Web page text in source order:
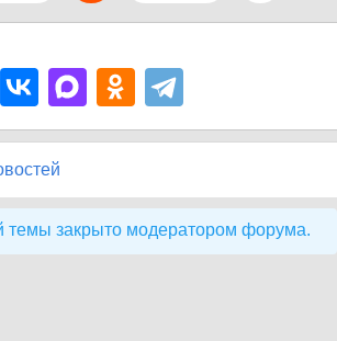
темы закрыто модератором форума.